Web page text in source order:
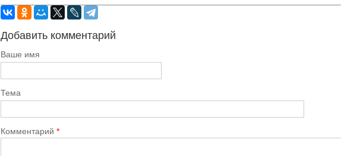
Добавить комментарий
Ваше имя
Тема
Комментарий*